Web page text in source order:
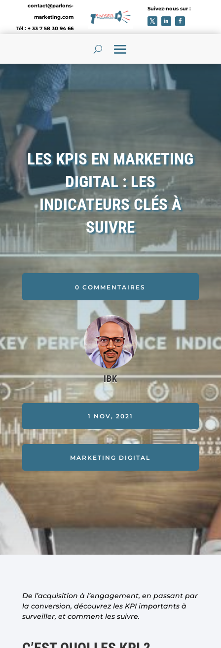
contact@parlons-
marketing.com
Tél : + 33 7 58 30 94 66
Suivez-nous sur :
LES KPIS EN MARKETING
DIGITAL : LES
INDICATEURS CLÉS À
SUIVRE
0 COMMENTAIRES
IBK
1 NOV, 2021
MARKETING DIGITAL
De l’acquisition à l’engagement, en passant par
la conversion, découvrez les KPI importants à
surveiller, et comment les suivre.